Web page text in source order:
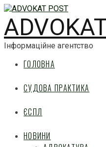
Інформаційне агентство
ГОЛОВНА
СУДОВА ПРАКТИКА
ЄСПЛ
НОВИНИ